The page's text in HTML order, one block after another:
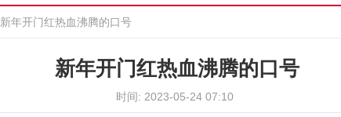
新年开门红热血沸腾的口号
新年开门红热血沸腾的口号
时间: 2023-05-24 07:10